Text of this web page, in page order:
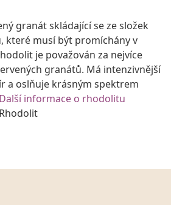
granát skládající se ze složek
které musí být promíchány v
je považován za nejvíce
granátů. Má intenzivnější
a oslňuje krásným spektrem
Další informace o rhodolitu